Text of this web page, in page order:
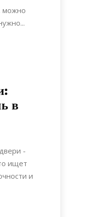
можно
в
-
ищет
и